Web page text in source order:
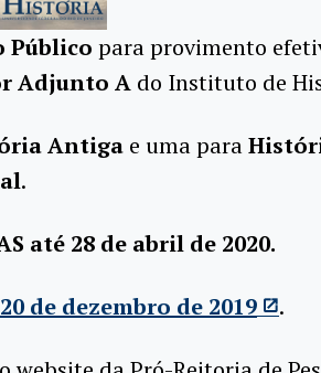
Público para provimento
Adjunto A do Instituto de
Antiga e uma para
.
até 28 de abril de 2020.
de dezembro de 2019 .